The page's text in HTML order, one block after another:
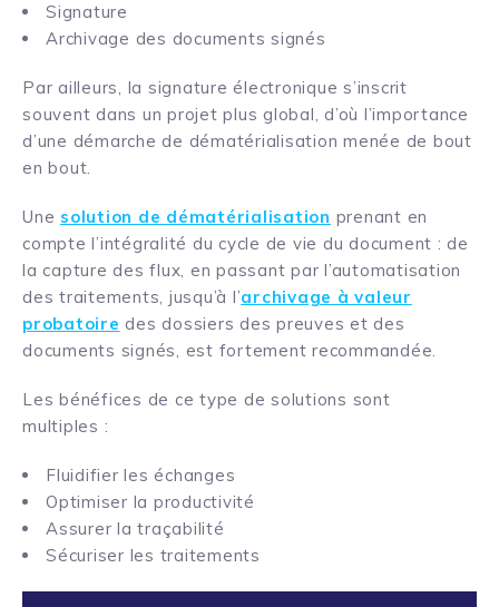
Signature
Archivage des documents signés
Par ailleurs, la signature électronique s’inscrit
souvent dans un projet plus global, d’où l’importance
d’une démarche de dématérialisation menée de bout
en bout.
Une solution de dématérialisation prenant en
compte l’intégralité du cycle de vie du document : de
la capture des flux, en passant par l’automatisation
des traitements, jusqu’à l’archivage à valeur
probatoire des dossiers des preuves et des
documents signés, est fortement recommandée.
Les bénéfices de ce type de solutions sont
multiples :
Fluidifier les échanges
Optimiser la productivité
Assurer la traçabilité
Sécuriser les traitements